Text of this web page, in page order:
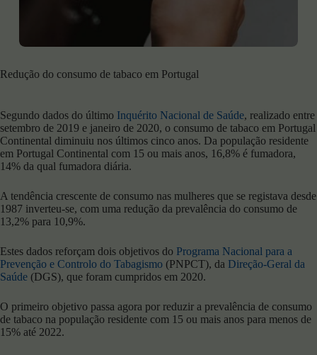
Redução do consumo de tabaco em Portugal
Segundo dados do último Inquérito Nacional de Saúde, realizado entre
setembro de 2019 e janeiro de 2020, o consumo de tabaco em Portugal
Continental diminuiu nos últimos cinco anos. Da população residente
em Portugal Continental com 15 ou mais anos, 16,8% é fumadora,
14% da qual fumadora diária.
A tendência crescente de consumo nas mulheres que se registava desde
1987 inverteu-se, com uma redução da prevalência do consumo de
13,2% para 10,9%.
Estes dados reforçam dois objetivos do Programa Nacional para a
Prevenção e Controlo do Tabagismo (PNPCT), da Direção-Geral da
Saúde (DGS), que foram cumpridos em 2020.
O primeiro objetivo passa agora por reduzir a prevalência de consumo
de tabaco na população residente com 15 ou mais anos para menos de
15% até 2022.